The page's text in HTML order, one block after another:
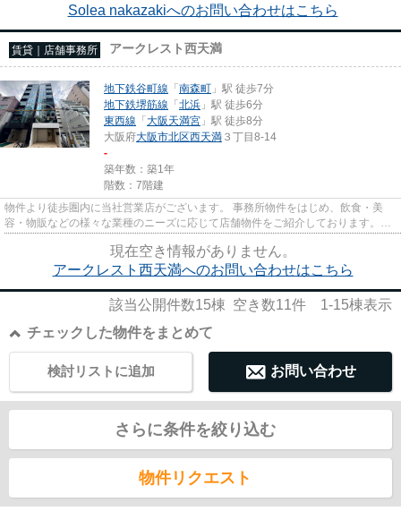
Solea nakazakiへのお問い合わせはこちら
賃貸｜店舗事務所 アークレスト西天満
地下鉄谷町線 「南森町 」駅 徒歩7分
地下鉄堺筋線 「北浜 」駅 徒歩6分
東西線 「大阪天満宮 」駅 徒歩8分
大阪府大阪市北区西天満 ３丁目8-14
-
築年数：築1年
階数：7階建
物件より徒歩圏内に当社営業店がございます。 事務所物件をはじめ、飲食・美
容・物販などの様々な業種のニーズに応じて店舗物件をご紹介しております。
尚、弊社ではおとり広告は一切...
現在空き情報がありません。
アークレスト西天満へのお問い合わせはこちら
該当公開件数15棟 空き数11件 1-15棟表示
チェックした物件をまとめて
お問い合わせ
検討リストに追加
さらに条件を絞り込む
物件リクエスト